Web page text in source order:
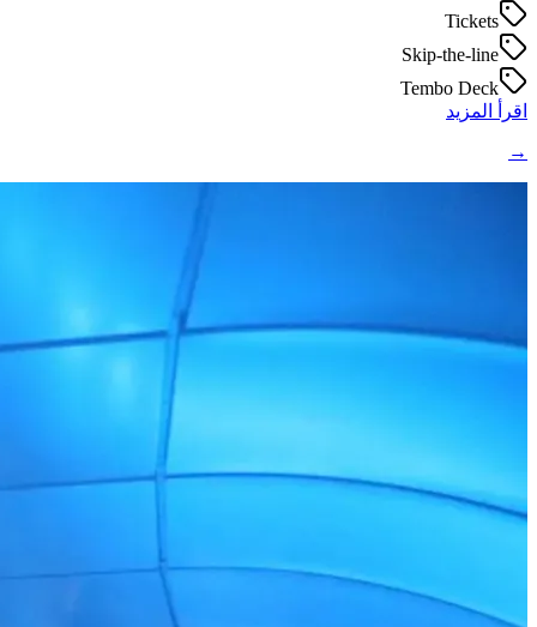
Tickets
Skip-the-line
Tembo Deck
اقرأ المزيد
→